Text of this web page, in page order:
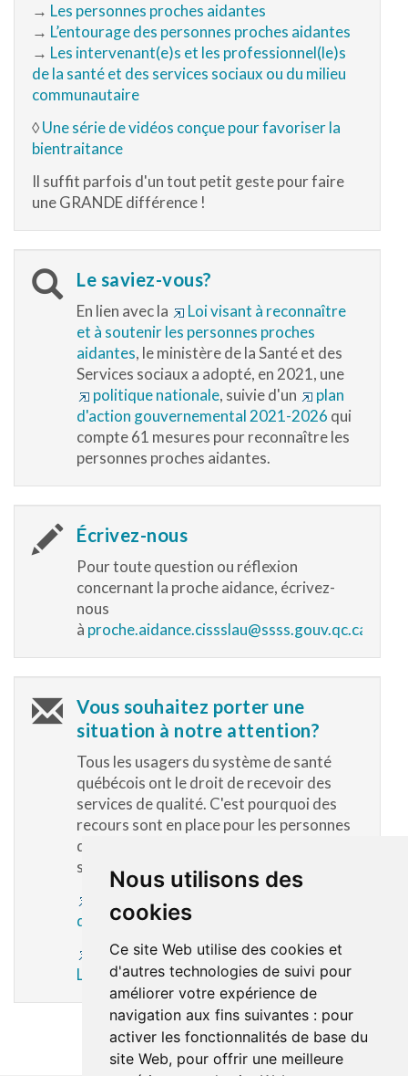
Nous utilisons des
cookies
Ce site Web utilise des cookies et
d'autres technologies de suivi pour
améliorer votre expérience de
navigation aux fins suivantes : pour
activer les fonctionnalités de base du
site Web, pour offrir une meilleure
→ Les personnes proches aidantes
→ L’entourage des personnes proches aidantes
→ Les intervenant(e)s et les professionnel(le)s
de la santé et des services sociaux ou du milieu
communautaire
◊Une série de vidéos conçue pour favoriser la
bientraitance
Il suffit parfois d'un tout petit geste pour faire
une GRANDE différence !
Le saviez-vous?
En lien avec la
Loi visant à reconnaître
et à soutenir les personnes proches
aidantes, le ministère de la Santé et des
Services sociaux a adopté, en 2021, une
politique nationale, suivie d'un
plan
d'action gouvernemental 2021-2026 qui
compte 61 mesures pour reconnaître les
personnes proches aidantes.
Écrivez-nous
Pour toute question ou réflexion
concernant la proche aidance, écrivez-
nous
à proche.aidance.cissslau@ssss.gouv.qc.ca
Vous souhaitez porter une
situation à notre attention?
Tous les usagers du système de santé
québécois ont le droit de recevoir des
services de qualité. C'est pourquoi des
recours sont en place pour les personnes
qui ne sont pas satisfaites des soins et
services reçus.
Commissaire aux plaintes et à la qualité
des services
Comités des usagers du CISSS des
Laurentides